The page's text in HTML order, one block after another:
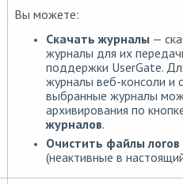
Вы можете:
Скачать журналы—
журналы для их
поддержки UserGate.
журналы веб-консоли и
выбранные журналы
архивирования по
журналов.
Очистить файлы логов
(неактивные в